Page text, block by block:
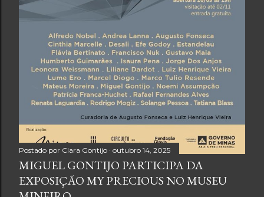
Postado por Clara Gontijo outubro 14, 2025
MIGUEL GONTIJO PARTICIPA DA
EXPOSIÇÃO MY PRECIOUS NO MUSEU